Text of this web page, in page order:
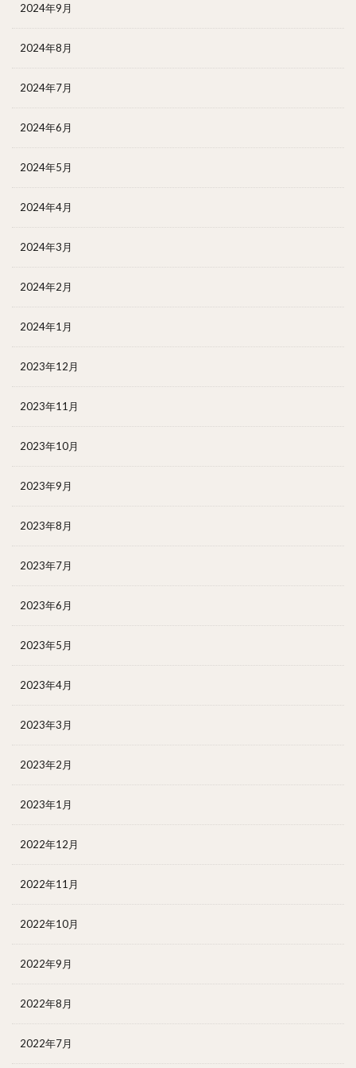
2024年9月
2024年8月
2024年7月
2024年6月
2024年5月
2024年4月
2024年3月
2024年2月
2024年1月
2023年12月
2023年11月
2023年10月
2023年9月
2023年8月
2023年7月
2023年6月
2023年5月
2023年4月
2023年3月
2023年2月
2023年1月
2022年12月
2022年11月
2022年10月
2022年9月
2022年8月
2022年7月